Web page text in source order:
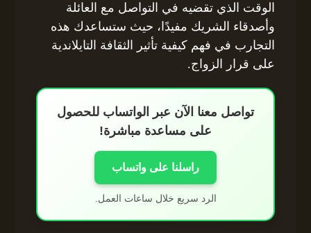
الوقت الذي تقضيه في التواصل مع العائلة
وأصدقاء الشريك مفيدًا، حيث ستساعدك هذه
التجارب في فهم كيفية تأثير الثقافة التايلاندية
على قرار الزواج.
تواصل معنا الآن عبر الواتساب للحصول
على مساعدة مباشرة!
راسلنا على واتساب
الرد سريع خلال ساعات العمل.